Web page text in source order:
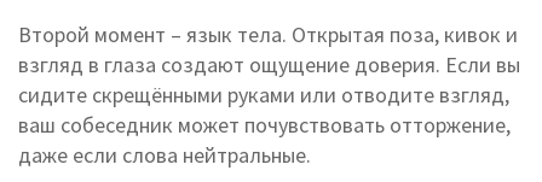
Второй момент – язык тела. Открытая поза, кивок и
взгляд в глаза создают ощущение доверия. Если вы
сидите скрещёнными руками или отводите взгляд,
ваш собеседник может почувствовать отторжение,
даже если слова нейтральные.